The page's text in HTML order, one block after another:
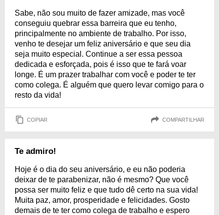
Sabe, não sou muito de fazer amizade, mas você
conseguiu quebrar essa barreira que eu tenho,
principalmente no ambiente de trabalho. Por isso,
venho te desejar um feliz aniversário e que seu dia
seja muito especial. Continue a ser essa pessoa
dedicada e esforçada, pois é isso que te fará voar
longe. É um prazer trabalhar com você e poder te ter
como colega. É alguém que quero levar comigo para o
resto da vida!
COPIAR COMPARTILHAR
Te admiro!
Hoje é o dia do seu aniversário, e eu não poderia
deixar de te parabenizar, não é mesmo? Que você
possa ser muito feliz e que tudo dê certo na sua vida!
Muita paz, amor, prosperidade e felicidades. Gosto
demais de te ter como colega de trabalho e espero